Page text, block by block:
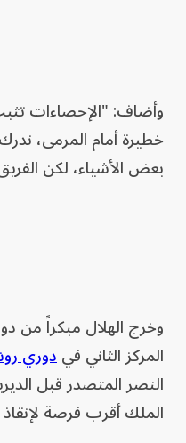
وأضاف: "الإحصاءات
خطيرة أمام المرمى،
بعض الأشياء، لكن
وخرج الهلال مبكراً من
المركز الثاني فيدوري
النصر المتصدر قبل
الملك أقرب فرصة لإنقاذ